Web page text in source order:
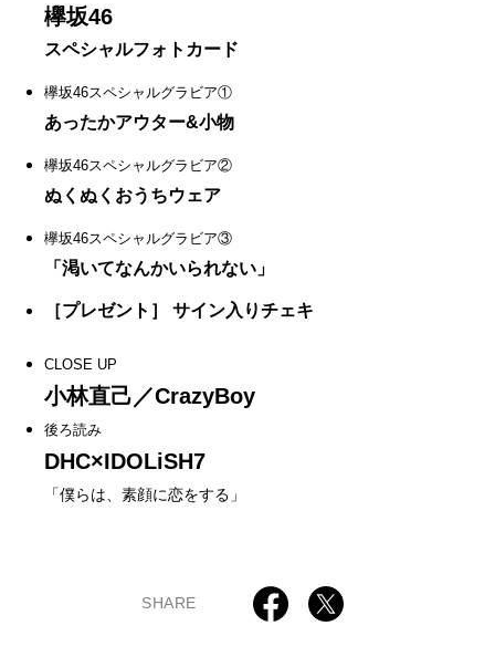
欅坂46
スペシャルフォトカード
欅坂46スペシャルグラビア①
あったかアウター&小物
欅坂46スペシャルグラビア②
ぬくぬくおうちウェア
欅坂46スペシャルグラビア③
「渇いてなんかいられない」
［プレゼント］ サイン入りチェキ
CLOSE UP
小林直己／CrazyBoy
後ろ読み
DHC×IDOLiSH7
「僕らは、素顔に恋をする」
SHARE